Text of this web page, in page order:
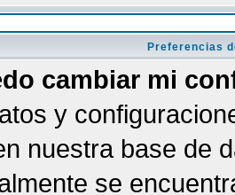
Preferencias
cambiar mi
y
nuestra base de
se